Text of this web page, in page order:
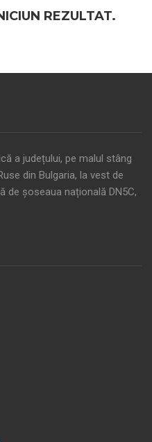
REZULTAT.
a județului, pe malul stâng
din Bulgaria, la vest de
de șoseaua națională DN5C,